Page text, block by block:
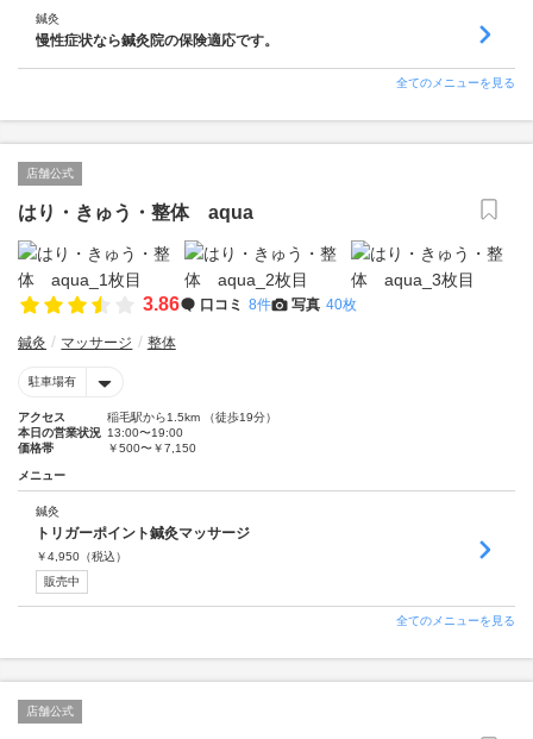
鍼灸
慢性症状なら鍼灸院の保険適応です。
全てのメニューを見る
店舗公式
はり・きゅう・整体 aqua
3.86 口コミ 8件 写真 40枚
鍼灸 マッサージ 整体
駐車場有
アクセス
稲毛駅から1.5km （徒歩19分）
本日の営業状況 13:00〜19:00
価格帯
￥500〜￥7,150
メニュー
鍼灸
トリガーポイント鍼灸マッサージ
￥4,950 （税込）
販売中
全てのメニューを見る
店舗公式